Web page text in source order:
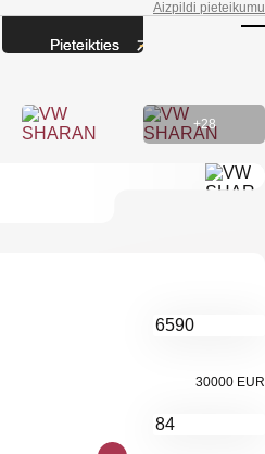
Aizpildi pieteikumu
+28
30000 EUR